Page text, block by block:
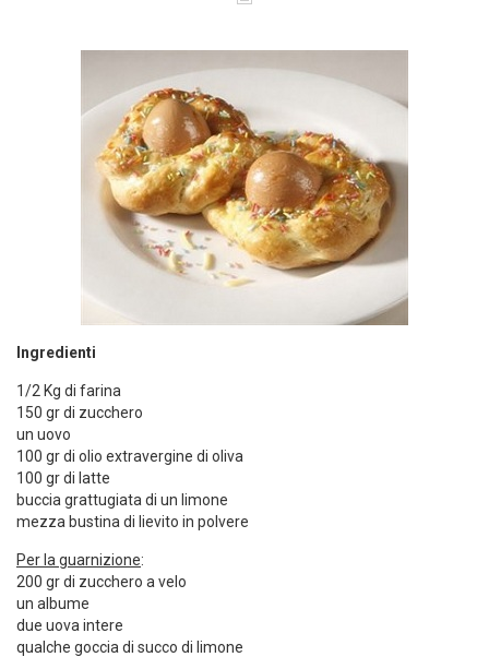
Ingredienti
1/2 Kg di farina
150 gr di zucchero
un uovo
100 gr di olio extravergine di oliva
100 gr di latte
buccia grattugiata di un limone
mezza bustina di lievito in polvere
Per la guarnizione:
200 gr di zucchero a velo
un albume
due uova intere
qualche goccia di succo di limone